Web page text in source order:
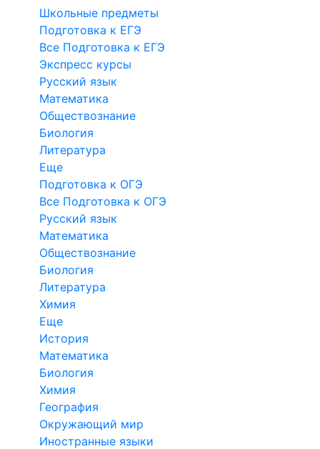
Школьные предметы
Подготовка к ЕГЭ
Все Подготовка к ЕГЭ
Экспресс курсы
Русский язык
Математика
Обществознание
Биология
Литература
Еще
Подготовка к ОГЭ
Все Подготовка к ОГЭ
Русский язык
Математика
Обществознание
Биология
Литература
Химия
Еще
История
Математика
Биология
Химия
География
Окружающий мир
Иностранные языки